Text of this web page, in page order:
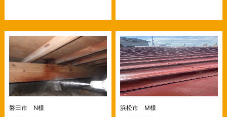
磐田市 N様 浜松市 M様